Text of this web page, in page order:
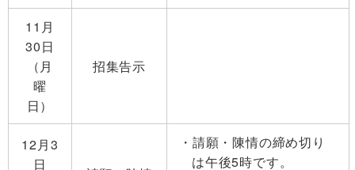
11月
30日
（月
曜
日）
招集告示
12月3
日
請願・陳情の締め切り
は午後5時です。